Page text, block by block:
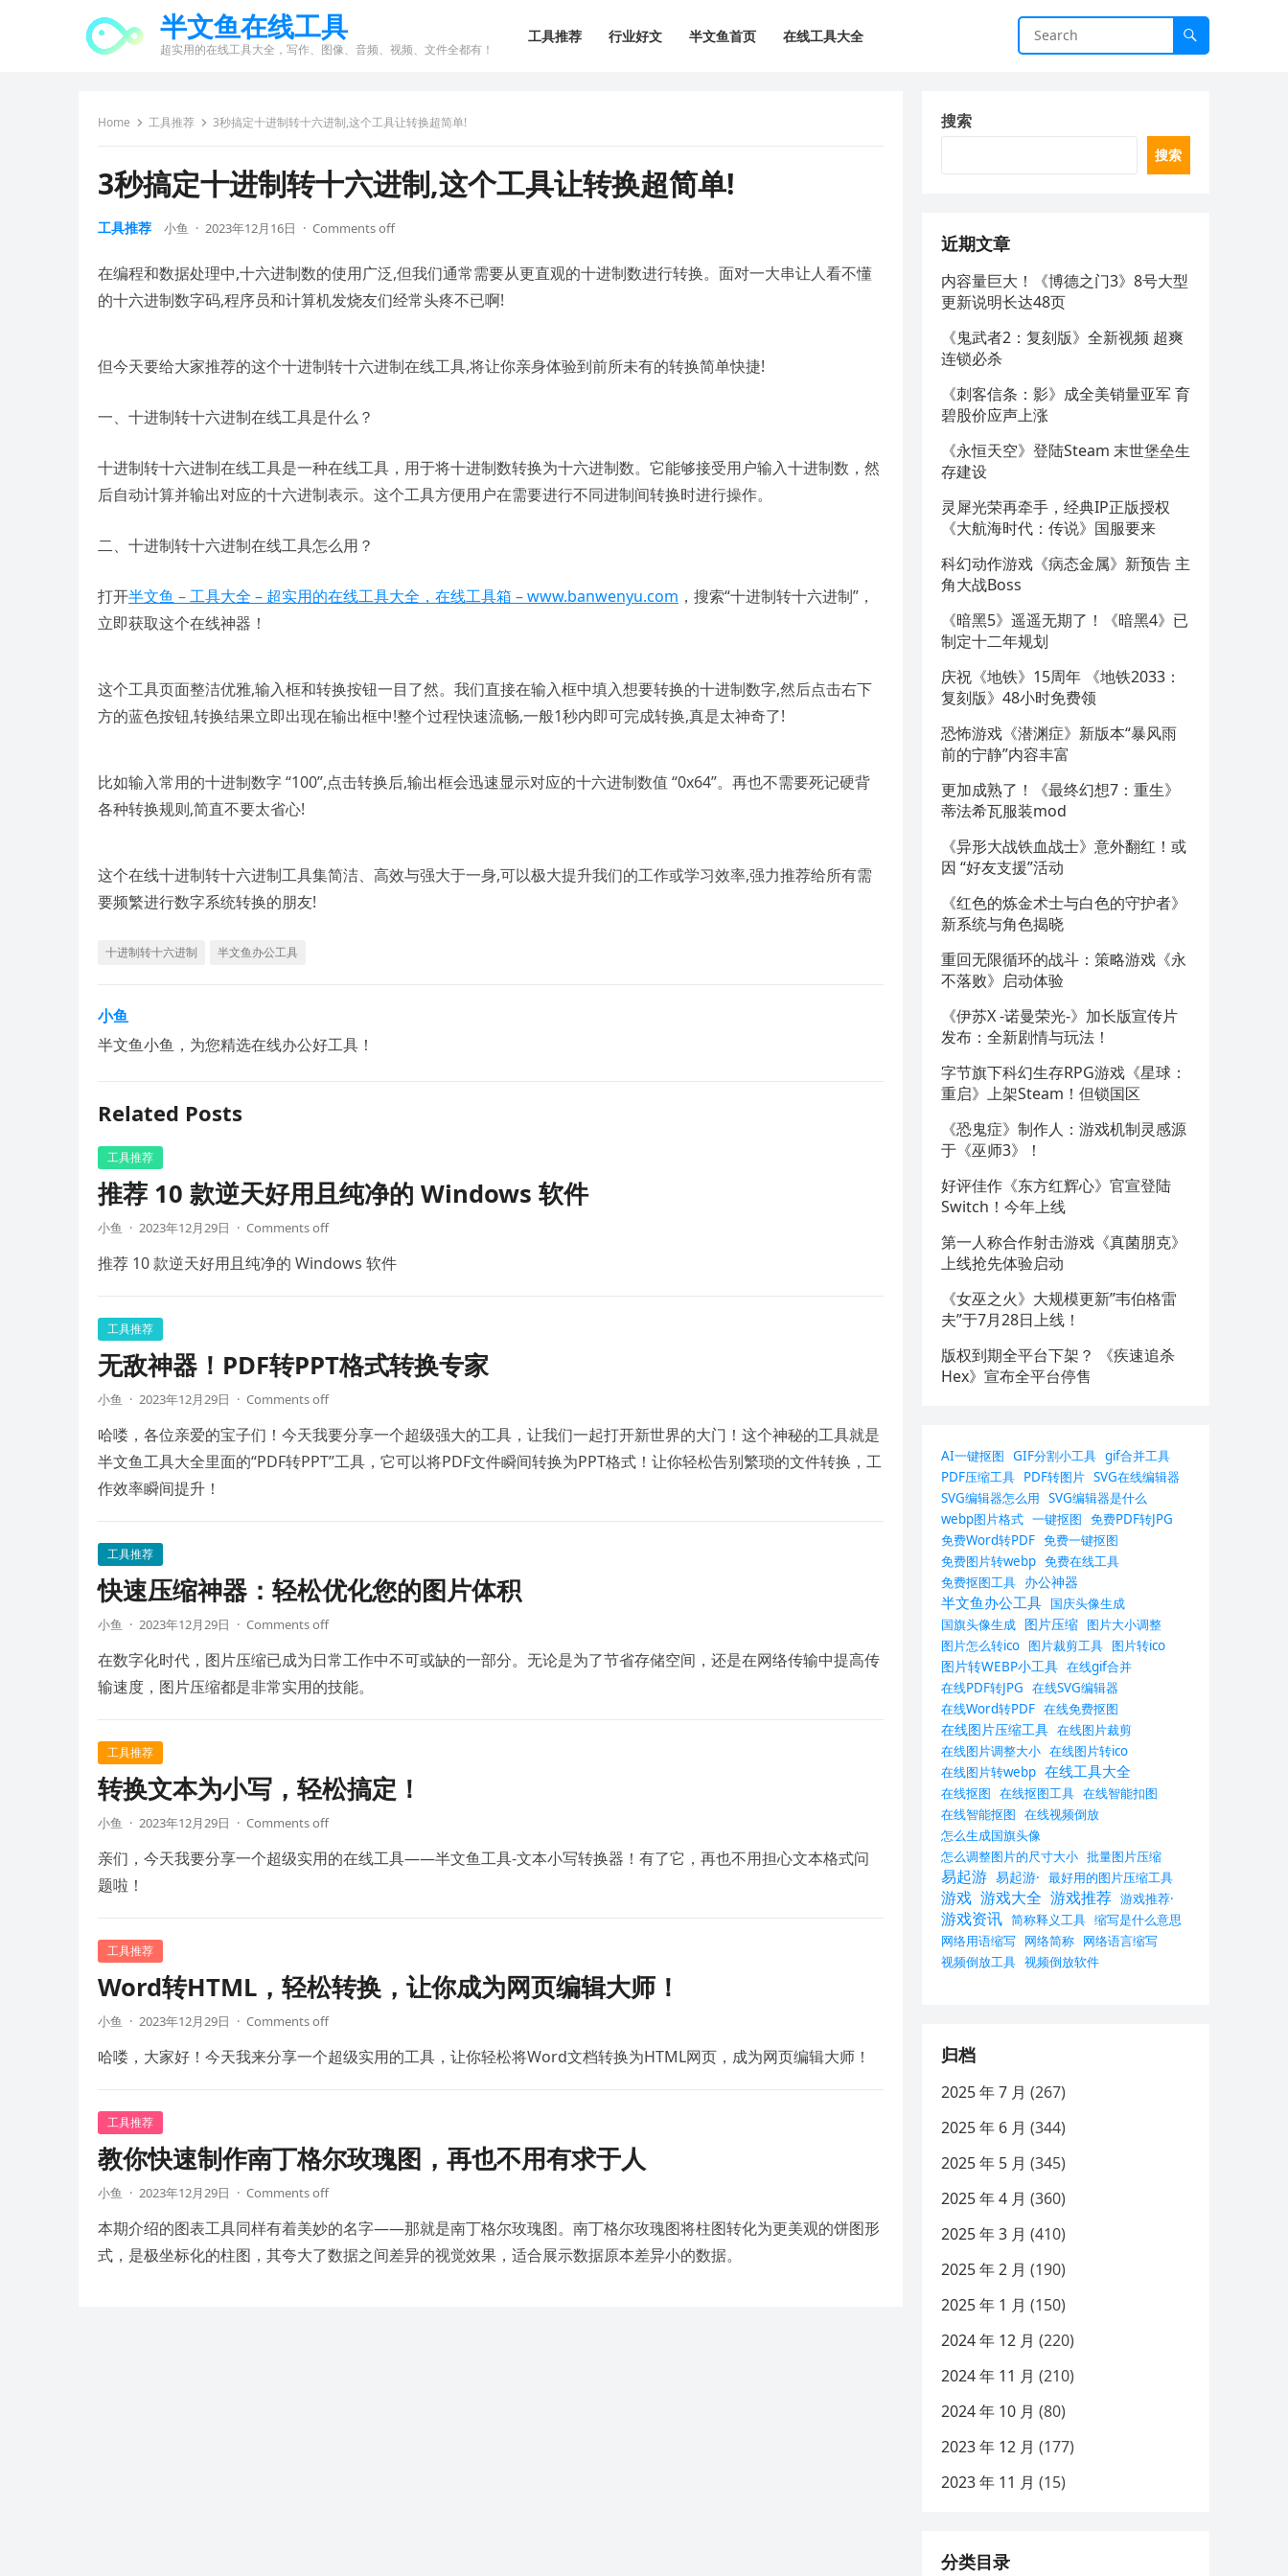
半文鱼在线工具
超实用的在线工具大全，写作、图像、音频、视频、文件全都有！
工具推荐 行业好文 半文鱼首页 在线工具大全
Home 工具推荐 3秒搞定十进制转十六进制,这个工具让转换超简单!
3秒搞定十进制转十六进制,这个工具让转换超简单!
工具推荐 小鱼 · 2023年12月16日 · Comments off
在编程和数据处理中,十六进制数的使用广泛,但我们通常需要从更直观的十进制数进行转换。面对一大串让人看不懂
的十六进制数字码,程序员和计算机发烧友们经常头疼不已啊!
但今天要给大家推荐的这个十进制转十六进制在线工具,将让你亲身体验到前所未有的转换简单快捷!
一、十进制转十六进制在线工具是什么？
十进制转十六进制在线工具是一种在线工具，用于将十进制数转换为十六进制数。它能够接受用户输入十进制数，然
后自动计算并输出对应的十六进制表示。这个工具方便用户在需要进行不同进制间转换时进行操作。
二、十进制转十六进制在线工具怎么用？
打开半文鱼 – 工具大全 – 超实用的在线工具大全，在线工具箱 – www.banwenyu.com ，搜索“十进制转十六进制”，
立即获取这个在线神器！
这个工具页面整洁优雅,输入框和转换按钮一目了然。我们直接在输入框中填入想要转换的十进制数字,然后点击右下
方的蓝色按钮,转换结果立即出现在输出框中!整个过程快速流畅,一般1秒内即可完成转换,真是太神奇了!
比如输入常用的十进制数字 “100”,点击转换后,输出框会迅速显示对应的十六进制数值 “0x64”。再也不需要死记硬背
各种转换规则,简直不要太省心!
这个在线十进制转十六进制工具集简洁、高效与强大于一身,可以极大提升我们的工作或学习效率,强力推荐给所有需
要频繁进行数字系统转换的朋友!
十进制转十六进制 半文鱼办公工具
小鱼
半文鱼小鱼，为您精选在线办公好工具！
Related Posts
工具推荐
推荐 10 款逆天好用且纯净的 Windows 软件
小鱼 · 2023年12月29日 · Comments off
推荐 10 款逆天好用且纯净的 Windows 软件
工具推荐
无敌神器！PDF转PPT格式转换专家
小鱼 · 2023年12月29日 · Comments off
哈喽，各位亲爱的宝子们！今天我要分享一个超级强大的工具，让我们一起打开新世界的大门！这个神秘的工具就是
半文鱼工具大全里面的“PDF转PPT”工具，它可以将PDF文件瞬间转换为PPT格式！让你轻松告别繁琐的文件转换，工
作效率瞬间提升！
工具推荐
快速压缩神器：轻松优化您的图片体积
小鱼 · 2023年12月29日 · Comments off
在数字化时代，图片压缩已成为日常工作中不可或缺的一部分。无论是为了节省存储空间，还是在网络传输中提高传
输速度，图片压缩都是非常实用的技能。
工具推荐
转换文本为小写，轻松搞定！
小鱼 · 2023年12月29日 · Comments off
亲们，今天我要分享一个超级实用的在线工具——半文鱼工具-文本小写转换器！有了它，再也不用担心文本格式问
题啦！
工具推荐
Word转HTML，轻松转换，让你成为网页编辑大师！
小鱼 · 2023年12月29日 · Comments off
哈喽，大家好！今天我来分享一个超级实用的工具，让你轻松将Word文档转换为HTML网页，成为网页编辑大师！
工具推荐
教你快速制作南丁格尔玫瑰图，再也不用有求于人
小鱼 · 2023年12月29日 · Comments off
本期介绍的图表工具同样有着美妙的名字——那就是南丁格尔玫瑰图。南丁格尔玫瑰图将柱图转化为更美观的饼图形
式，是极坐标化的柱图，其夸大了数据之间差异的视觉效果，适合展示数据原本差异小的数据。
搜索
搜索
近期文章
内容量巨大！《博德之门3》8号大型
更新说明长达48页
《鬼武者2：复刻版》全新视频 超爽
连锁必杀
《刺客信条：影》成全美销量亚军 育
碧股价应声上涨
《永恒天空》登陆Steam 末世堡垒生
存建设
灵犀光荣再牵手，经典IP正版授权
《大航海时代：传说》国服要来
科幻动作游戏《病态金属》新预告 主
角大战Boss
《暗黑5》遥遥无期了！《暗黑4》已
制定十二年规划
庆祝《地铁》15周年 《地铁2033：
复刻版》48小时免费领
恐怖游戏《潜渊症》新版本“暴风雨
前的宁静”内容丰富
更加成熟了！《最终幻想7：重生》
蒂法希瓦服装mod
《异形大战铁血战士》意外翻红！或
因 “好友支援”活动
《红色的炼金术士与白色的守护者》
新系统与角色揭晓
重回无限循环的战斗：策略游戏《永
不落败》启动体验
《伊苏X -诺曼荣光-》加长版宣传片
发布：全新剧情与玩法！
字节旗下科幻生存RPG游戏《星球：
重启》上架Steam！但锁国区
《恐鬼症》制作人：游戏机制灵感源
于《巫师3》！
好评佳作《东方红辉心》官宣登陆
Switch！今年上线
第一人称合作射击游戏《真菌朋克》
上线抢先体验启动
《女巫之火》大规模更新”韦伯格雷
夫”于7月28日上线！
版权到期全平台下架？ 《疾速追杀
Hex》宣布全平台停售
AI一键抠图 GIF分割小工具 gif合并工具
PDF压缩工具 PDF转图片 SVG在线编辑器
SVG编辑器怎么用 SVG编辑器是什么
webp图片格式 一键抠图 免费PDF转JPG
免费Word转PDF 免费一键抠图
免费图片转webp 免费在线工具
免费抠图工具 办公神器
半文鱼办公工具 国庆头像生成
国旗头像生成 图片压缩 图片大小调整
图片怎么转ico 图片裁剪工具 图片转ico
图片转WEBP小工具 在线gif合并
在线PDF转JPG 在线SVG编辑器
在线Word转PDF 在线免费抠图
在线图片压缩工具 在线图片裁剪
在线图片调整大小 在线图片转ico
在线图片转webp 在线工具大全
在线抠图 在线抠图工具 在线智能扣图
在线智能抠图 在线视频倒放
怎么生成国旗头像
怎么调整图片的尺寸大小 批量图片压缩
易起游 易起游· 最好用的图片压缩工具
游戏 游戏大全 游戏推荐 游戏推荐·
游戏资讯 简称释义工具 缩写是什么意思
网络用语缩写 网络简称 网络语言缩写
视频倒放工具 视频倒放软件
归档
2025 年 7 月 (267)
2025 年 6 月 (344)
2025 年 5 月 (345)
2025 年 4 月 (360)
2025 年 3 月 (410)
2025 年 2 月 (190)
2025 年 1 月 (150)
2024 年 12 月 (220)
2024 年 11 月 (210)
2024 年 10 月 (80)
2023 年 12 月 (177)
2023 年 11 月 (15)
分类目录